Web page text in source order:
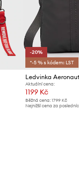
-20%
*-5 % s kódem: LST
Ledvinka
Aktuální cena:
1199 Kč
Běžná cena:1799 Kč
Nejnižší cena za